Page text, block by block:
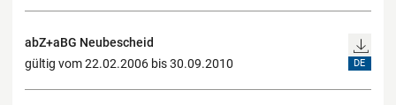
abZ+aBG Neubescheid
gültig vom 22.02.2006 bis 30.09.2010
DE